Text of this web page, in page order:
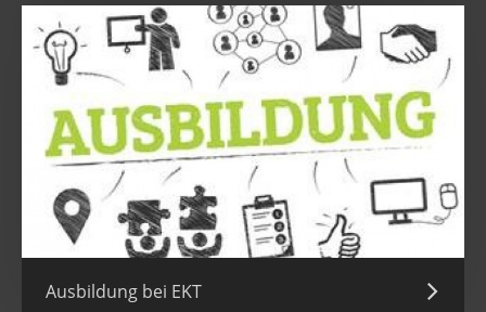
Ausbildung bei EKT